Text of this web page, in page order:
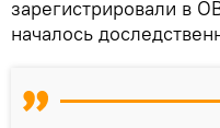
зарегистрировали в
началось